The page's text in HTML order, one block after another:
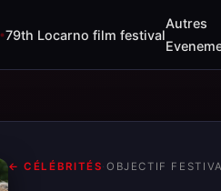
79th Locarno film festival
Autres
← CÉLÉBRITÉS· OBJECTIF